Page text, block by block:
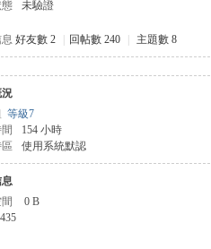
未驗證
好友數 2 回帖數 240 主題數 8
等級7
154 小時
使用系統默認
0 B
435